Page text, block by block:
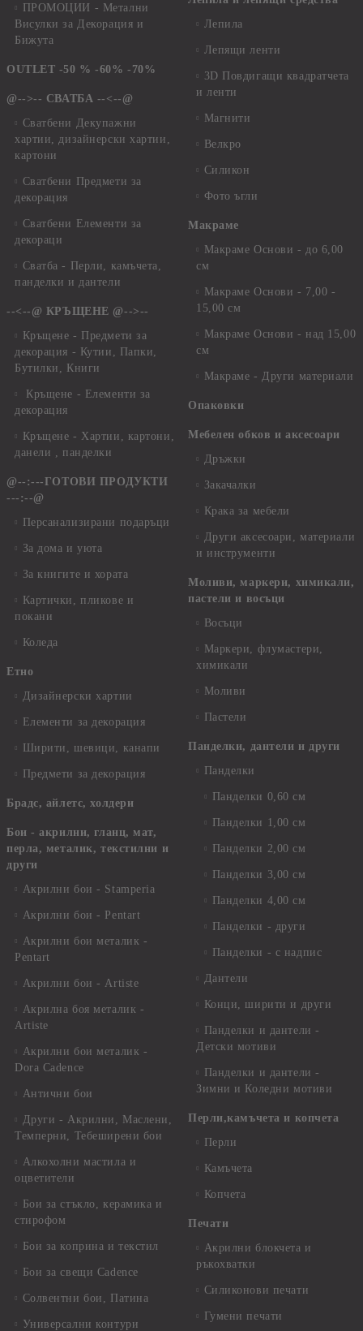
ПРОМОЦИИ - Метални
Висулки за Декорация и
Бижута
OUTLET -50 % -60% -70%
@-->-- СВАТБА --<--@
Сватбени Декупажни
хартии, дизайнерски хартии,
картони
Сватбени Предмети за
декорация
Сватбени Елементи за
декораци
Сватба - Перли, камъчета,
панделки и дантели
--<--@ КРЪЩЕНЕ @-->--
Кръщене - Предмети за
декорация - Кутии, Папки,
Бутилки, Книги
Кръщене - Елементи за
декорация
Кръщене - Хартии, картони,
данели , панделки
@--:---ГОТОВИ ПРОДУКТИ
---:--@
Персанализирани подаръци
За дома и уюта
За книгите и хората
Картички, пликове и
покани
Коледа
Етно
Дизайнерски хартии
Елементи за декорация
Ширити, шевици, канапи
Предмети за декорация
Брадс, айлетс, холдери
Бои - акрилни, гланц, мат,
перла, металик, текстилни и
други
Акрилни бои - Stamperia
Акрилни бои - Pentart
Акрилни бои металик -
Pentart
Акрилни бои - Artiste
Акрилна боя металик -
Artiste
Акрилни бои металик -
Dora Cadence
Антични бои
Други - Акрилни, Маслени,
Темперни, Тебеширени бои
Алкохолни мастила и
оцветители
Бои за стъкло, керамика и
стирофом
Бои за коприна и текстил
Бои за свещи Cadence
Солвентни бои, Патина
Универсални контури
Лепила
Лепящи ленти
3D Повдигащи квадратчета
и ленти
Магнити
Велкро
Силикон
Фото ъгли
Макраме
Макраме Основи - до 6,00
см
Макраме Основи - 7,00 -
15,00 см
Макраме Основи - над 15,00
см
Макраме - Други материали
Опаковки
Мебелен обков и аксесоари
Дръжки
Закачалки
Крака за мебели
Други аксесоари, материали
и инструменти
Моливи, маркери, химикали,
пастели и восъци
Восъци
Маркери, флумастери,
химикали
Моливи
Пастели
Панделки, дантели и други
Панделки
Панделки 0,60 см
Панделки 1,00 см
Панделки 2,00 см
Панделки 3,00 см
Панделки 4,00 см
Панделки - други
Панделки - с надпис
Дантели
Конци, ширити и други
Панделки и дантели -
Детски мотиви
Панделки и дантели -
Зимни и Коледни мотиви
Перли,камъчета и копчета
Перли
Камъчета
Копчета
Печати
Акрилни блокчета и
ръкохватки
Силиконови печати
Гумени печати